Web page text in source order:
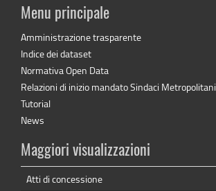
Menu principale
Amministrazione trasparente
Indice dei dataset
Normativa Open Data
Relazioni di inizio mandato Sindaci Metropolitani
Tutorial
News
Maggiori visualizzazioni
Atti di concessione